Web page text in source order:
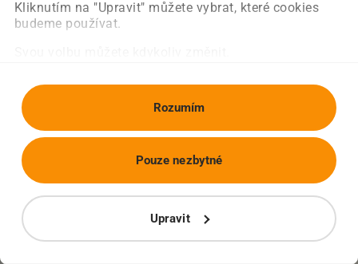
Kliknutím na "Upravit" můžete vybrat, které cookies
budeme používat.
Rozumím
Upravit
Pouze nezbytné